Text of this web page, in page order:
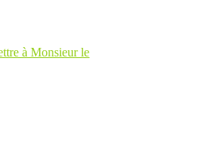
à Monsieur le